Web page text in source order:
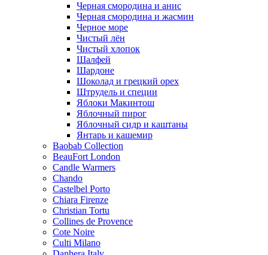
Черная смородина и анис
Черная смородина и жасмин
Черное море
Чистый лён
Чистый хлопок
Шалфей
Шардоне
Шоколад и грецкий орех
Штрудель и специи
Яблоки Макинтош
Яблочный пирог
Яблочный сидр и каштаны
Янтарь и кашемир
Baobab Collection
BeauFort London
Candle Warmers
Chando
Castelbel Porto
Chiara Firenze
Christian Tortu
Collines de Provence
Cote Noire
Culti Milano